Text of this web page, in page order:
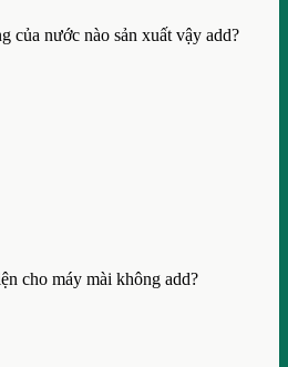
của nước nào sản xuất vậy add?
cho máy mài không add?